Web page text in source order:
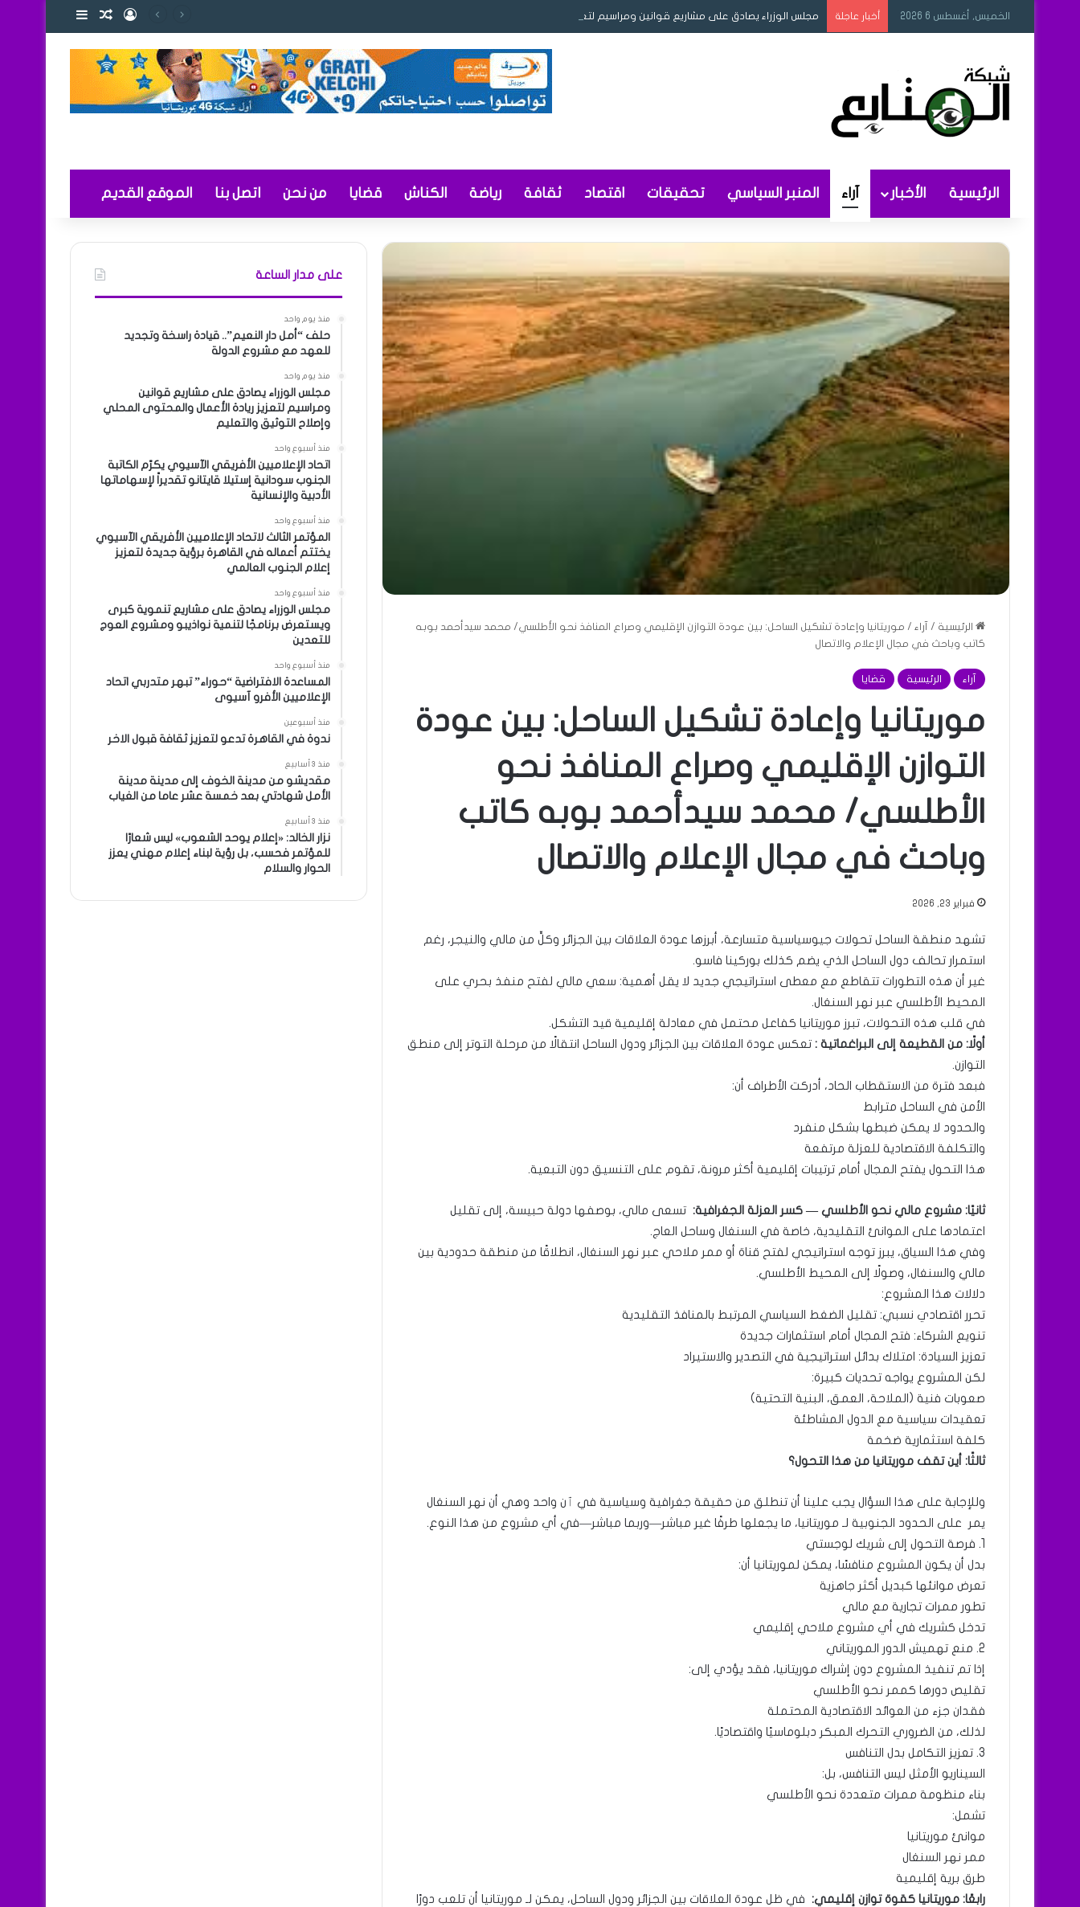
الخميس, أغسطس 6 2026 أخبار عاجلة مجلس الوزراء يصادق على مشاريع قوانين ومراسيم لتعزيز ريادة الأعمال والمحتوى المحلي وإصلاح التوثيق والتعليم تسجيل الدخول
مقال عشوائي
إضافة عمود
الرئيسية الأخبار آراء المنبر السياسي تحقيقات اقتصاد ثقافة رياضة الكناش قضايا من نحن اتصل بنا الموقع القديم
الرئيسية / آراء / موريتانيا وإعادة تشكيل الساحل: بين عودة التوازن الإقليمي وصراع المنافذ نحو الأطلسي/ محمد سيدأحمد بوبه
كاتب وباحث في مجال الإعلام والاتصال
آراء الرئيسية قضايا
موريتانيا وإعادة تشكيل الساحل: بين عودة
التوازن الإقليمي وصراع المنافذ نحو
الأطلسي/ محمد سيدأحمد بوبه كاتب
وباحث في مجال الإعلام والاتصال
فبراير 23, 2026
تشهد منطقة الساحل تحولات جيوسياسية متسارعة، أبرزها عودة العلاقات بين الجزائر وكلٍّ من مالي والنيجر، رغم
استمرار تحالف دول الساحل الذي يضم كذلك بوركينا فاسو.
غير أن هذه التطورات تتقاطع مع معطى استراتيجي جديد لا يقل أهمية: سعي مالي لفتح منفذ بحري على
المحيط الأطلسي عبر نهر السنغال.
في قلب هذه التحولات، تبرز موريتانيا كفاعل محتمل في معادلة إقليمية قيد التشكل.
أولًا: من القطيعة إلى البراغماتية : تعكس عودة العلاقات بين الجزائر ودول الساحل انتقالًا من مرحلة التوتر إلى منطق
التوازن.
فبعد فترة من الاستقطاب الحاد، أدركت الأطراف أن:
الأمن في الساحل مترابط
والحدود لا يمكن ضبطها بشكل منفرد
والتكلفة الاقتصادية للعزلة مرتفعة
هذا التحول يفتح المجال أمام ترتيبات إقليمية أكثر مرونة، تقوم على التنسيق دون التبعية.
ثانيًا: مشروع مالي نحو الأطلسي — كسر العزلة الجغرافية: تسعى مالي، بوصفها دولة حبيسة، إلى تقليل
اعتمادها على الموانئ التقليدية، خاصة في السنغال وساحل العاج.
وفي هذا السياق، يبرز توجه استراتيجي لفتح قناة أو ممر ملاحي عبر نهر السنغال، انطلاقًا من منطقة حدودية بين
مالي والسنغال، وصولًا إلى المحيط الأطلسي.
دلالات هذا المشروع:
تحرر اقتصادي نسبي: تقليل الضغط السياسي المرتبط بالمنافذ التقليدية
تنويع الشركاء: فتح المجال أمام استثمارات جديدة
تعزيز السيادة: امتلاك بدائل استراتيجية في التصدير والاستيراد
لكن المشروع يواجه تحديات كبيرة:
صعوبات فنية (الملاحة، العمق، البنية التحتية)
تعقيدات سياسية مع الدول المشاطئة
كلفة استثمارية ضخمة
ثالثًا: أين تقف موريتانيا من هذا التحول؟
وللإجابة على هذا السؤال يجب علينا أن تنطلق من حقيقة جغرافية وسياسية في ٱن واحد وهي أن نهر السنغال
يمر على الحدود الجنوبية لـ موريتانيا، ما يجعلها طرفًا غير مباشر—وربما مباشر—في أي مشروع من هذا النوع.
1. فرصة التحول إلى شريك لوجستي
بدل أن يكون المشروع منافسًا، يمكن لموريتانيا أن:
تعرض موانئها كبديل أكثر جاهزية
تطور ممرات تجارية مع مالي
تدخل كشريك في أي مشروع ملاحي إقليمي
2. منع تهميش الدور الموريتاني
إذا تم تنفيذ المشروع دون إشراك موريتانيا، فقد يؤدي إلى:
تقليص دورها كممر نحو الأطلسي
فقدان جزء من العوائد الاقتصادية المحتملة
لذلك، من الضروري التحرك المبكر دبلوماسيًا واقتصاديًا.
3. تعزيز التكامل بدل التنافس
السيناريو الأمثل ليس التنافس، بل:
بناء منظومة ممرات متعددة نحو الأطلسي
تشمل:
موانئ موريتانيا
ممر نهر السنغال
طرق برية إقليمية
رابعًا: موريتانيا كقوة توازن إقليمي: في ظل عودة العلاقات بين الجزائر ودول الساحل، يمكن لـ موريتانيا أن تلعب دورًا
على مدار الساعة
منذ يوم واحد
حلف “أمل دار النعيم”.. قيادة راسخة وتجديد
للعهد مع مشروع الدولة
منذ يوم واحد
مجلس الوزراء يصادق على مشاريع قوانين
ومراسيم لتعزيز ريادة الأعمال والمحتوى المحلي
وإصلاح التوثيق والتعليم
منذ أسبوع واحد
اتحاد الإعلاميين الأفريقي الآسيوي يكرّم الكاتبة
الجنوب سودانية إستيلا قايتانو تقديراً لإسهاماتها
الأدبية والإنسانية
منذ أسبوع واحد
المؤتمر الثالث لاتحاد الإعلاميين الأفريقي الآسيوي
يختتم أعماله في القاهرة برؤية جديدة لتعزيز
إعلام الجنوب العالمي
منذ أسبوع واحد
مجلس الوزراء يصادق على مشاريع تنموية كبرى
ويستعرض برنامجًا لتنمية نواذيبو ومشروع العوج
للتعدين
منذ أسبوع واحد
المساعدة الافتراضية “حوراء” تبهر متدربي اتحاد
الإعلاميين الأفرو آسيوى
منذ أسبوعين
ندوة في القاهرة تدعو لتعزيز ثقافة قبول الاخر
منذ 3 أسابيع
مقديشو من مدينة الخوف إلى مدينة مدينة
الأمل شهادتي بعد خمسة عشر عاما من الغياب
منذ 3 أسابيع
نزار الخالد: «إعلام يوحد الشعوب» ليس شعارًا
للمؤتمر فحسب، بل رؤية لبناء إعلام مهني يعزز
الحوار والسلام